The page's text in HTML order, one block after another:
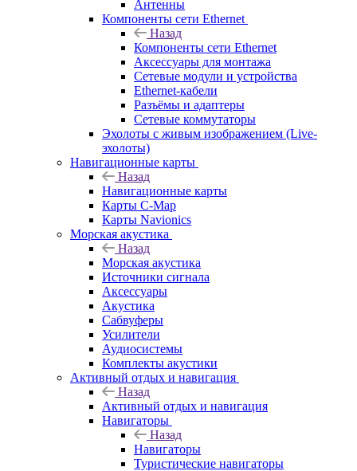
Антенны
Компоненты сети Ethernet
Назад
Компоненты сети Ethernet
Аксессуары для монтажа
Сетевые модули и устройства
Ethernet-кабели
Разъёмы и адаптеры
Сетевые коммутаторы
Эхолоты с живым изображением (Live-
эхолоты)
Навигационные карты
Назад
Навигационные карты
Карты C-Map
Карты Navionics
Морская акустика
Назад
Морская акустика
Источники сигнала
Аксессуары
Акустика
Сабвуферы
Усилители
Аудиосистемы
Комплекты акустики
Активный отдых и навигация
Назад
Активный отдых и навигация
Навигаторы
Назад
Навигаторы
Туристические навигаторы